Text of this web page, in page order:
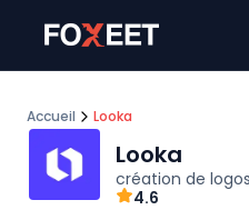
Accueil Looka
Looka
création de
4.6